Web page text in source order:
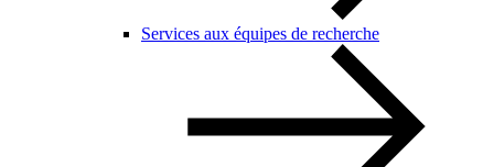
Services aux équipes de recherche